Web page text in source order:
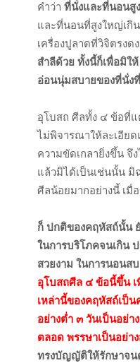
คำว่าที่นั่งและที่นอนสู
และที่นอนที่สูงใหญ่เกิ
เครื่องปูลาดที่วิจิตรงด
สำลีด้วย ทั้งนี้ก็เพื่อมิใ
อ่อนนุ่มสบายของที่นั่ง
อุโบสถ ศีลทั้ง ๔ ข้อที่
ไม่พิจารณาให้ละเอีย
ความขัดเกลายิ่งขึ้น จึ
แล้วมิได้เป็นเช่นนั้น มิ
ศีลน้อยมากอย่างนี้ เมื่
ก็ ปกติของคฤหัสถ์นั้น
ในการบริโภคจนเกิน
สวยงาม ในการนอน
อุโบสถศีล ๔ ข้อนี้ขึ้น เ
เหล่านี้ของคฤหัสถ์เป็น
อย่างต่ำ ๓ วันเป็นอย่า
ตลอด พรรษาเป็นอย่า
ทรงบัญญัติให้รักษาจน